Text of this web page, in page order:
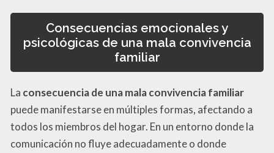
Consecuencias emocionales y
psicológicas de una mala convivencia
familiar
La consecuencia de una mala convivencia familiar
puede manifestarse en múltiples formas, afectando a
todos los miembros del hogar. En un entorno donde la
comunicación no fluye adecuadamente o donde